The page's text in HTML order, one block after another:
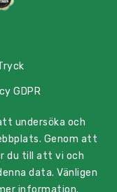
GDPR
undersöka och
Genom att
du till att vi och
data. Vänligen
information.